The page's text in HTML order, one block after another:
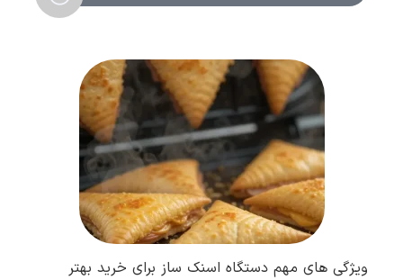
ویژگی های مهم دستگاه اسنک ساز برای خرید بهتر